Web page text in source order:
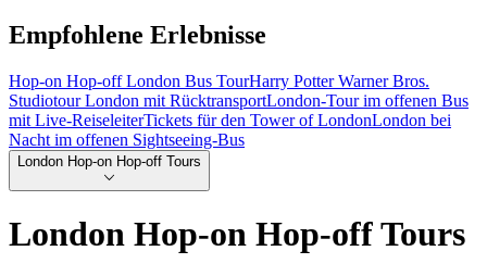
Empfohlene Erlebnisse
Hop-on Hop-off London Bus TourHarry Potter Warner Bros.
Studiotour London mit RücktransportLondon-Tour im offenen Bus
mit Live-ReiseleiterTickets für den Tower of LondonLondon bei
Nacht im offenen Sightseeing-Bus
London Hop-on Hop-off Tours
London Hop-on Hop-off Tours